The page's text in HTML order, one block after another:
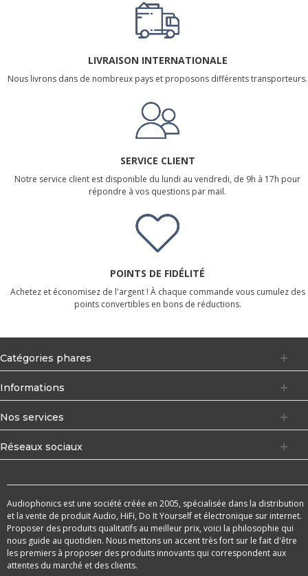
LIVRAISON INTERNATIONALE
Nous livrons dans de nombreux pays et proposons différents transporteurs.
SERVICE CLIENT
Notre service client est disponible du lundi au vendredi, de 9h à 17h pour
répondre à vos questions par mail.
POINTS DE FIDÉLITÉ
Achetez et économisez de l'argent ! À chaque commande vous cumulez des
points convertibles en bons de réductions.
Catégories phares
Informations
Nos services
Réseaux sociaux
Audiophonics est une société créée en 2005, spécialisée dans la distribution
et la vente de produit Audio, HiFi, Do It Yourself et électronique sur internet.
Proposer des produits qualitatifs au meilleur prix, voici la philosophie qui
nous guide au quotidien. Nous mettons un accent très fort sur le fait d'être
les premiers à proposer des produits innovants qui correspondent aux
attentes du marché et des clients.